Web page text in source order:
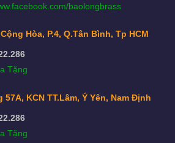
baolongbrass
Hòa, P.4, Q.Tân Bình, Tp HCM
Tặng
KCN TT.Lâm, Ý Yên, Nam Định
Tặng